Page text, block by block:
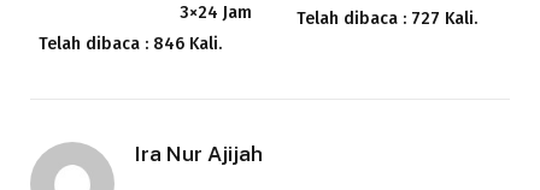
3×24 Jam
Telah dibaca : 846 Kali.
Telah dibaca : 727 Kali.
Ira Nur Ajijah